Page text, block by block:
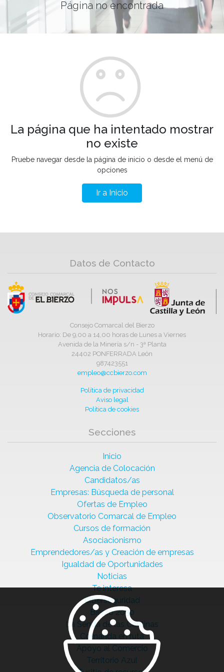
Página no encontrada
La página que ha intentado mostrar
no existe
Pruebe navegar desde la página de inicio o desde el menú de
opciones
Ir a Inicio
Datos de Contacto
Consejo Comarcal del Bierzo
Horario: De 9,00 a 14,00 horas de Lunes a Viernes
Avenida de la Minería s/n - 3ª Planta
24402 PONFERRADA León
987423551
empleo@ccbierzo.com
Política de privacidad
Aviso legal
Política de cookies
Secciones
Inicio
Agencia de Colocación
Candidatos/as
Empresas: Búsqueda de personal
Ofertas de Empleo
Observatorio Comarcal de Empleo
Cursos de formación
Asociacionismo
Emprendedores/as y Creación de empresas
Igualdad de Oportunidades
Noticias
Te interesa
Ciberseguridad
Bierzo 2030
La Senda de las Cantinas
Comanda en ruta
Apoyo al Comercio
Territorio Azul